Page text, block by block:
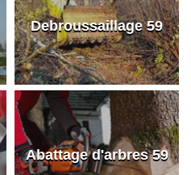
Debroussaillage 59
Abattage d'arbres 59